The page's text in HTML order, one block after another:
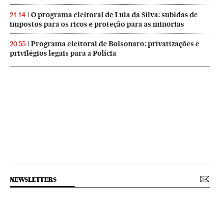
21:14
O programa eleitoral de Lula da Silva: subidas de
impostos para os ricos e proteção para as minorias
20:55
Programa eleitoral de Bolsonaro: privatizações e
privilégios legais para a Polícia
NEWSLETTERS